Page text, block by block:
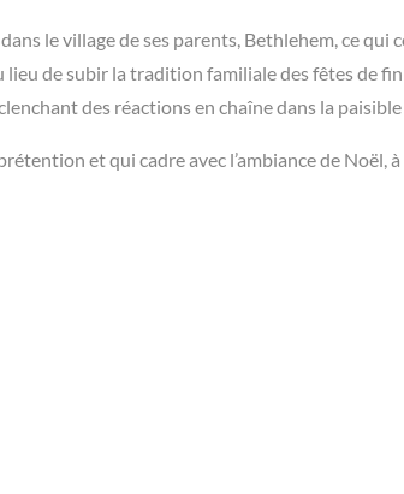
le village de ses parents, Bethlehem, ce qui
de subir la tradition familiale des fêtes de fin
des réactions en chaîne dans la
et qui cadre avec l’ambiance de Noël,